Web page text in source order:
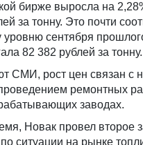
бирже выросла на
за тонну. Это почти
уровню сентября
82 382 рублей за тонну.
СМИ, рост цен связан с
ремонтных
заводах.
Новак провел второе
ситуации на рынке